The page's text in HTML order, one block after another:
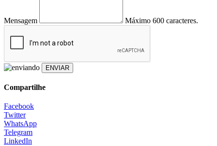
Mensagem Máximo 600 caracteres.
ENVIAR
Compartilhe
Facebook
Twitter
WhatsApp
Telegram
LinkedIn